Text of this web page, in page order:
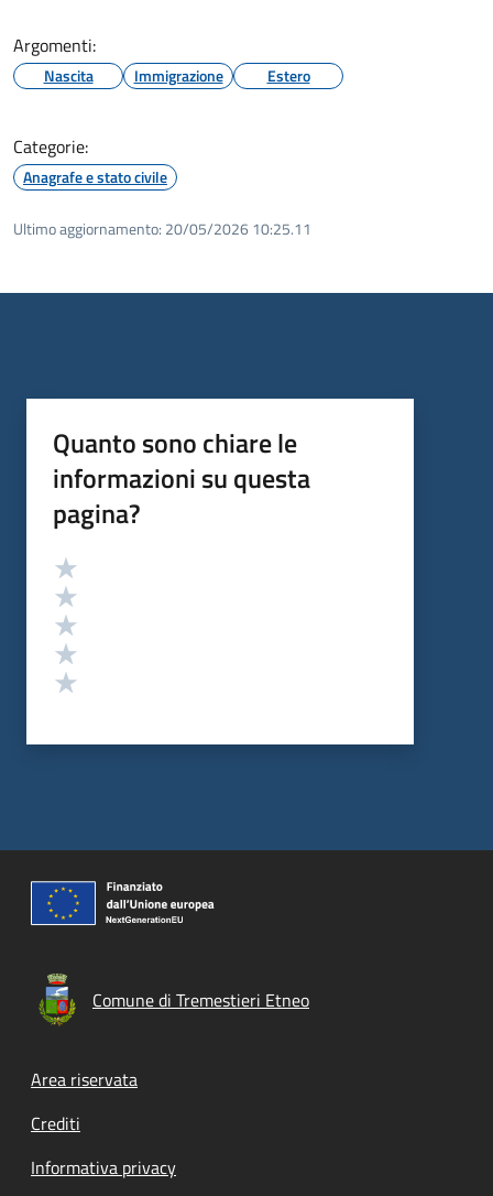
Argomenti:
Nascita Immigrazione Estero
Categorie:
Anagrafe e stato civile
Ultimo aggiornamento: 20/05/2026 10:25.11
Quanto sono chiare le
informazioni su questa
pagina?
Valutazione
Comune di Tremestieri Etneo
Footer menu
Area riservata
Crediti
Informativa privacy